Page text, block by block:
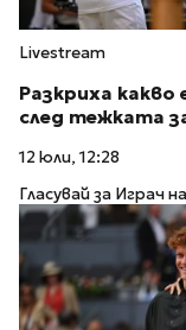
Livestream
Разкриха
след тежката
12 юли, 12:28
Гласувай за Играч